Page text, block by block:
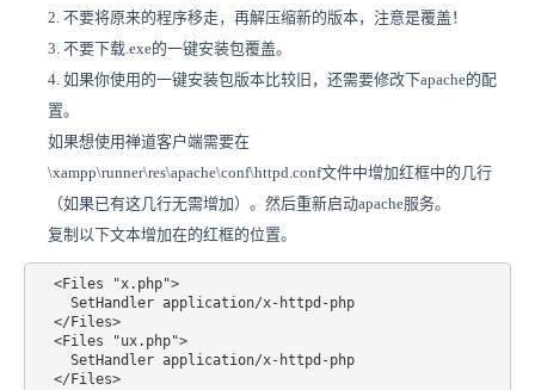
2. 不要将原来的程序移走，再解压缩新的版本，注意是覆盖！
3. 不要下载.exe的一键安装包覆盖。
4. 如果你使用的一键安装包版本比较旧，还需要修改下apache的配
置。
如果想使用禅道客户端需要在
\xampp\runner\res\apache\conf\httpd.conf文件中增加红框中的几行
（如果已有这几行无需增加）。然后重新启动apache服务。
复制以下文本增加在的红框的位置。
<Files "x.php">
SetHandler application/x-httpd-php
</Files>
<Files "ux.php">
SetHandler application/x-httpd-php
</Files>